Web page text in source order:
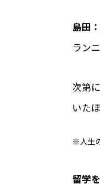
島田：
ラン
次第
いた
※人生
――留